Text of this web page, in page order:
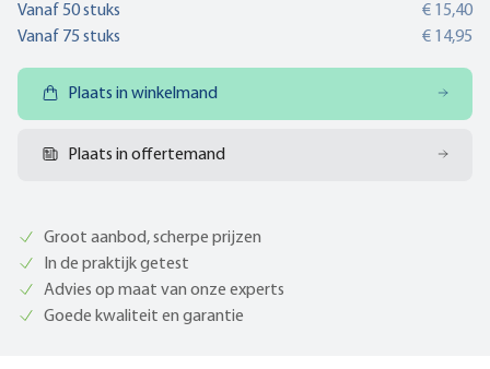
Vanaf 50stuks
€ 15,40
Vanaf 75 stuks € 14,95
Plaats in winkelmand
Plaats in offertemand
Groot aanbod, scherpe prijzen
In de praktijk getest
Advies op maat van onze experts
Goede kwaliteit en garantie